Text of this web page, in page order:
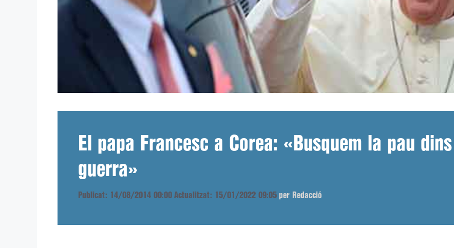
El papa Francesc a Corea: «Busquem la pau
guerra»
Publicat: 14/08/2014 00:00 Actualitzat: 15/01/2022 09:05 per Redacció